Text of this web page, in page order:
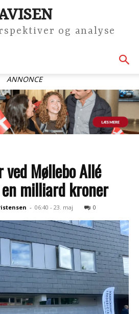
og analyse
ANNONCE
Møllebo Allé
milliard kroner
- 06:40 - 23. maj 0